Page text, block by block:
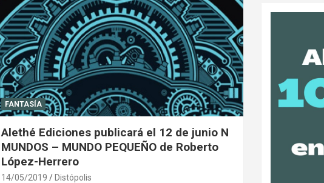
FANTASÍA
Alethé Ediciones publicará el 12 de junio N
MUNDOS – MUNDO PEQUEÑO de Roberto
López-Herrero
14/05/2019 Distópolis